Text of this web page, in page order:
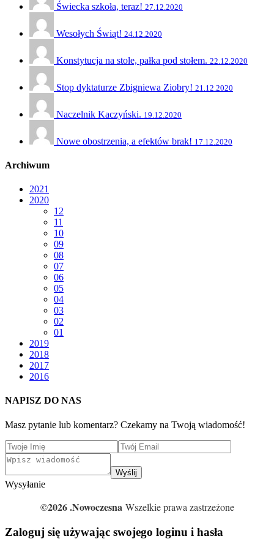
Świecka szkoła, teraz! 27.12.2020
Wesołych Świąt! 24.12.2020
Konstytucja na stole, pałka pod stołem. 22.12.2020
Stop dyktaturze Zbigniewa Ziobry! 21.12.2020
Naczelnik Kaczyński. 19.12.2020
Nowe obostrzenia, a efektów brak! 17.12.2020
Archiwum
2021
2020
12
11
10
09
08
07
06
05
04
03
02
01
2019
2018
2017
2016
NAPISZ DO NAS
Masz pytanie lub komentarz? Czekamy na Twoją wiadomość!
Wyślij
Wysyłanie
©2026 .Nowoczesna Wszelkie prawa zastrzeżone
Zaloguj się używając swojego loginu i hasła